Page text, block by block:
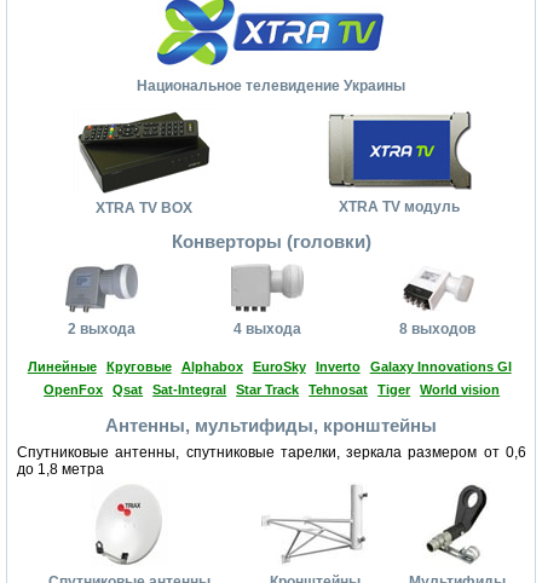
Национальное телевидение Украины
XTRA TV BOX XTRA TV модуль
Конверторы (головки)
2 выхода 4 выхода 8 выходов
Линейные Круговые Alphabox EuroSky Inverto
Galaxy Innovations GI
OpenFox
Qsat Sat-Integral Star Track Tehnosat Tiger World vision
Антенны, мультифиды, кронштейны
Спутниковые антенны, спутниковые тарелки, зеркала размером от 0,6
до 1,8 метра